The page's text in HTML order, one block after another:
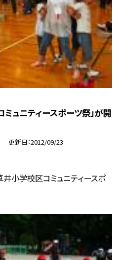
ミュニティースポーツ祭」が開
更新日 2012/09/23
井小学校区コミュニティースポ